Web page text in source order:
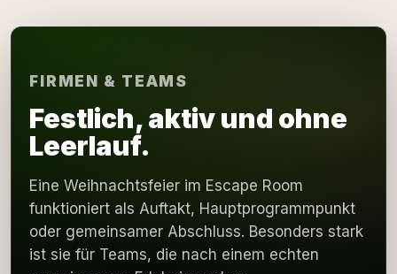
FIRMEN & TEAMS
Festlich, aktiv und ohne
Leerlauf.
Eine Weihnachtsfeier im Escape Room
funktioniert als Auftakt, Hauptprogrammpunkt
oder gemeinsamer Abschluss. Besonders stark
ist sie für Teams, die nach einem echten